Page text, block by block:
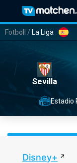
Fotboll / La Liga
Sevilla
Estadio
Disney+